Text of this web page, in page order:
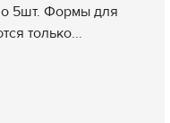
5шт. Формы для
только...